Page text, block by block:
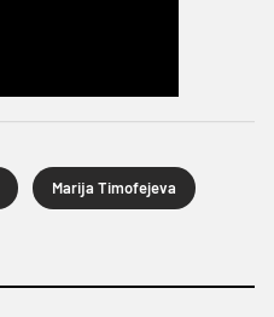
Marija Timofejeva